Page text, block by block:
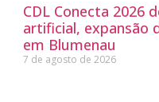
CDL Conecta 2026
artificial, expansão
em Blumenau
7 de agosto de 2026